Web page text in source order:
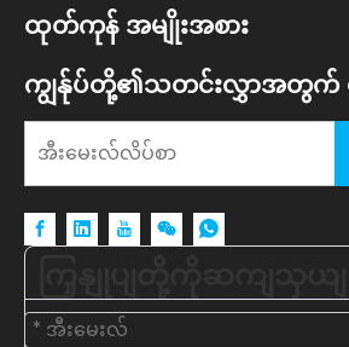
ထုတ်ကုန် အမျိုးအစား
ကျွန်ုပ်တို့၏သတင်းလွှာအတွက် စာ